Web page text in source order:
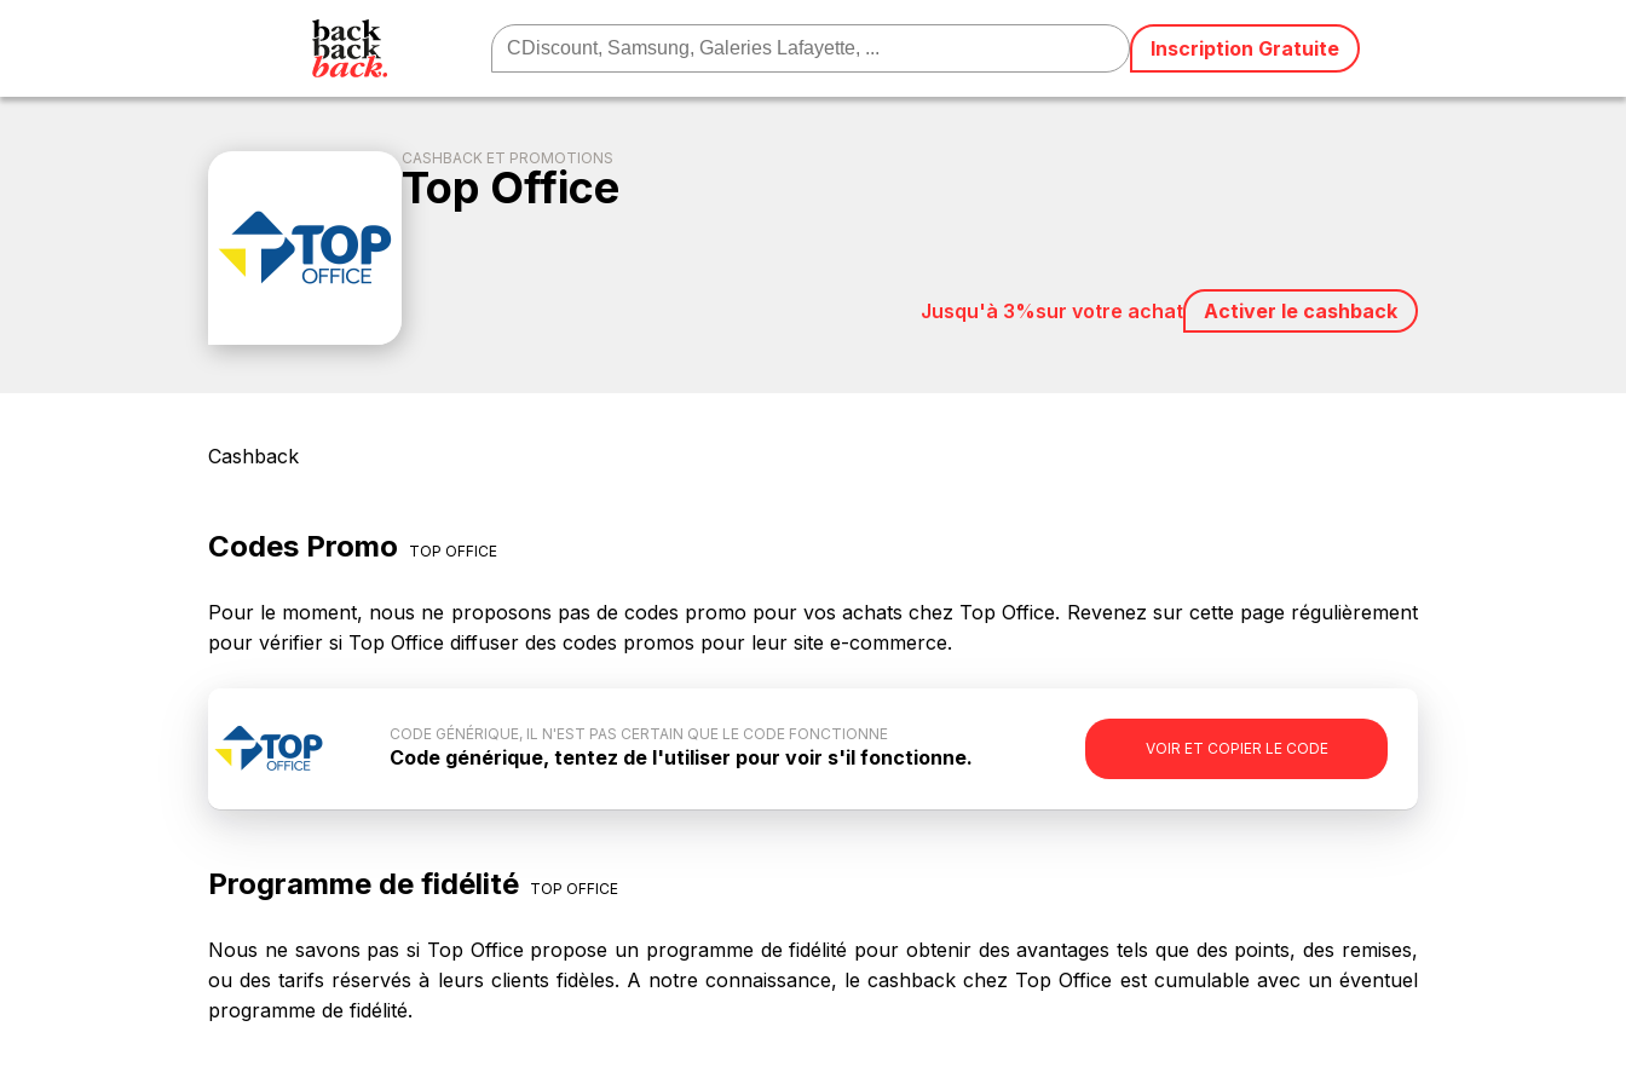
CASHBACK ET PROMOTIONS
Top Office
jusqu'à 3%sur votre achat Activer le cashback
Cashback
Codes Promo TOP OFFICE
Pour le moment, nous ne proposons pas de codes promo pour vos achats chez Top Office. Revenez sur cette page régulièrement
pour vérifier si Top Office diffuser des codes promos pour leur site e-commerce.
VOIR ET COPIER LE CODE
CODE GÉNÉRIQUE, IL N'EST PAS CERTAIN QUE LE CODE FONCTIONNE
Code générique, tentez de l'utiliser pour voir s'il fonctionne.
n'est pas communiqué par le site internet. Aussi, il est possible que ce
Programme de fidélité TOP OFFICE
Nous ne savons pas si Top Office propose un programme de fidélité pour obtenir des avantages tels que des points, des remises,
ou des tarifs réservés à leurs clients fidèles. A notre connaissance, le cashback chez Top Office est cumulable avec un éventuel
programme de fidélité.
Inscription Gratuite